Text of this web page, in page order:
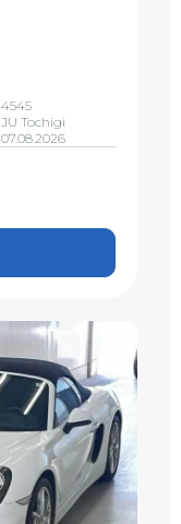
4545
JU Tochigi
07.08.2026